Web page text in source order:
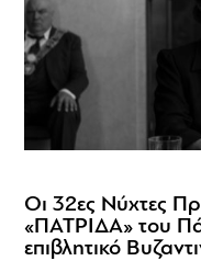
Οι 32ες Νύχτες
«ΠΑΤΡΙΔΑ» του
επιβλητικό